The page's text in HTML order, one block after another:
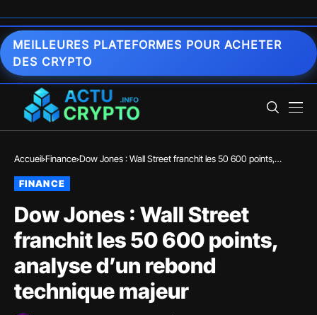
MEILLEURES PLATEFORMES POUR ACHETER
DES CRYPTO
Accueil Finance Dow Jones : Wall Street franchit les 50 600 points,
FINANCE
Dow Jones : Wall Street
franchit les 50 600 points,
analyse d’un rebond
technique majeur